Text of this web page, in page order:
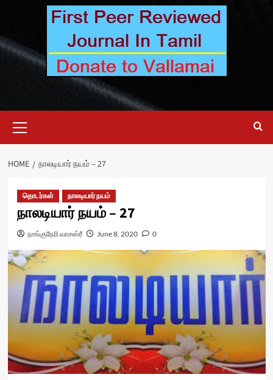
Menu
HOME நாலடியார் நயம் – 27
தொடர்கள் நாலடியார் நயம்
நாலடியார் நயம் – 27
நாங்குநேரி வாசஸ்ரீ June 8, 2020 0